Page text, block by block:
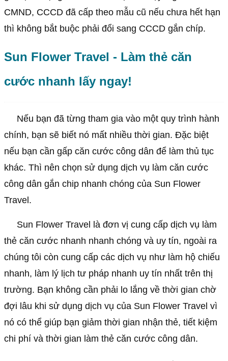
CMND, CCCD đã cấp theo mẫu cũ nếu chưa hết hạn
thì không bắt buộc phải đổi sang CCCD gắn chíp.
Sun Flower Travel - Làm thẻ căn
cước nhanh lấy ngay!
Nếu bạn đã từng tham gia vào một quy trình hành
chính, bạn sẽ biết nó mất nhiều thời gian. Đặc biệt
nếu bạn cần gấp căn cước công dân để làm thủ tục
khác. Thì nên chọn sử dụng dịch vụ làm căn cước
công dân gắn chip nhanh chóng của Sun Flower
Travel .
Sun Flower Travel
là đơn vị cung cấp dịch vụ làm
thẻ căn cước nhanh nhanh chóng và uy tín, ngoài ra
chúng tôi còn cung cấp các dịch vụ như làm hộ chiếu
nhanh, làm lý lịch tư pháp nhanh uy tín nhất trên thị
trường. Bạn không cần phải lo lắng về thời gian chờ
đợi lâu khi sử dụng dịch vụ của Sun Flower Travel vì
nó có thể giúp bạn giảm thời gian nhận thẻ, tiết kiệm
chi phí và thời gian làm thẻ căn cước công dân.